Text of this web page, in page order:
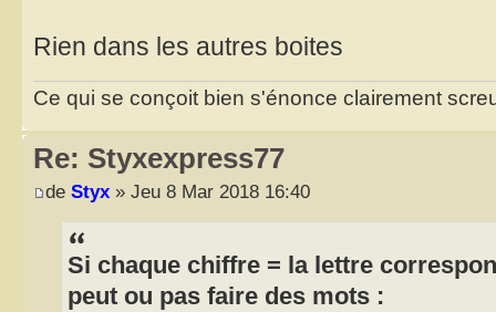
Rien dans les autres boites
Ce qui se conçoit bien s'énonce clairement
Re: Styxexpress77
de Styx » Jeu 8 Mar 2018 16:40
Si chaque chiffre = la lettre
peut ou pas faire des mots :